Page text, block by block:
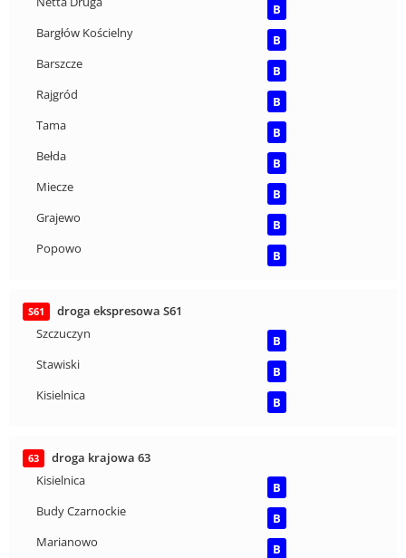
B
Bargłów Kościelny
B
Barszcze
B
Rajgród
B
Tama
B
Bełda
B
Miecze
B
Grajewo
B
Popowo
B
S61
droga ekspresowa S61
Szczuczyn
B
Stawiski
B
Kisielnica
B
63
droga krajowa 63
Kisielnica
B
Budy Czarnockie
B
Marianowo
B